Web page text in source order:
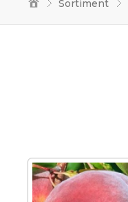
Sortiment